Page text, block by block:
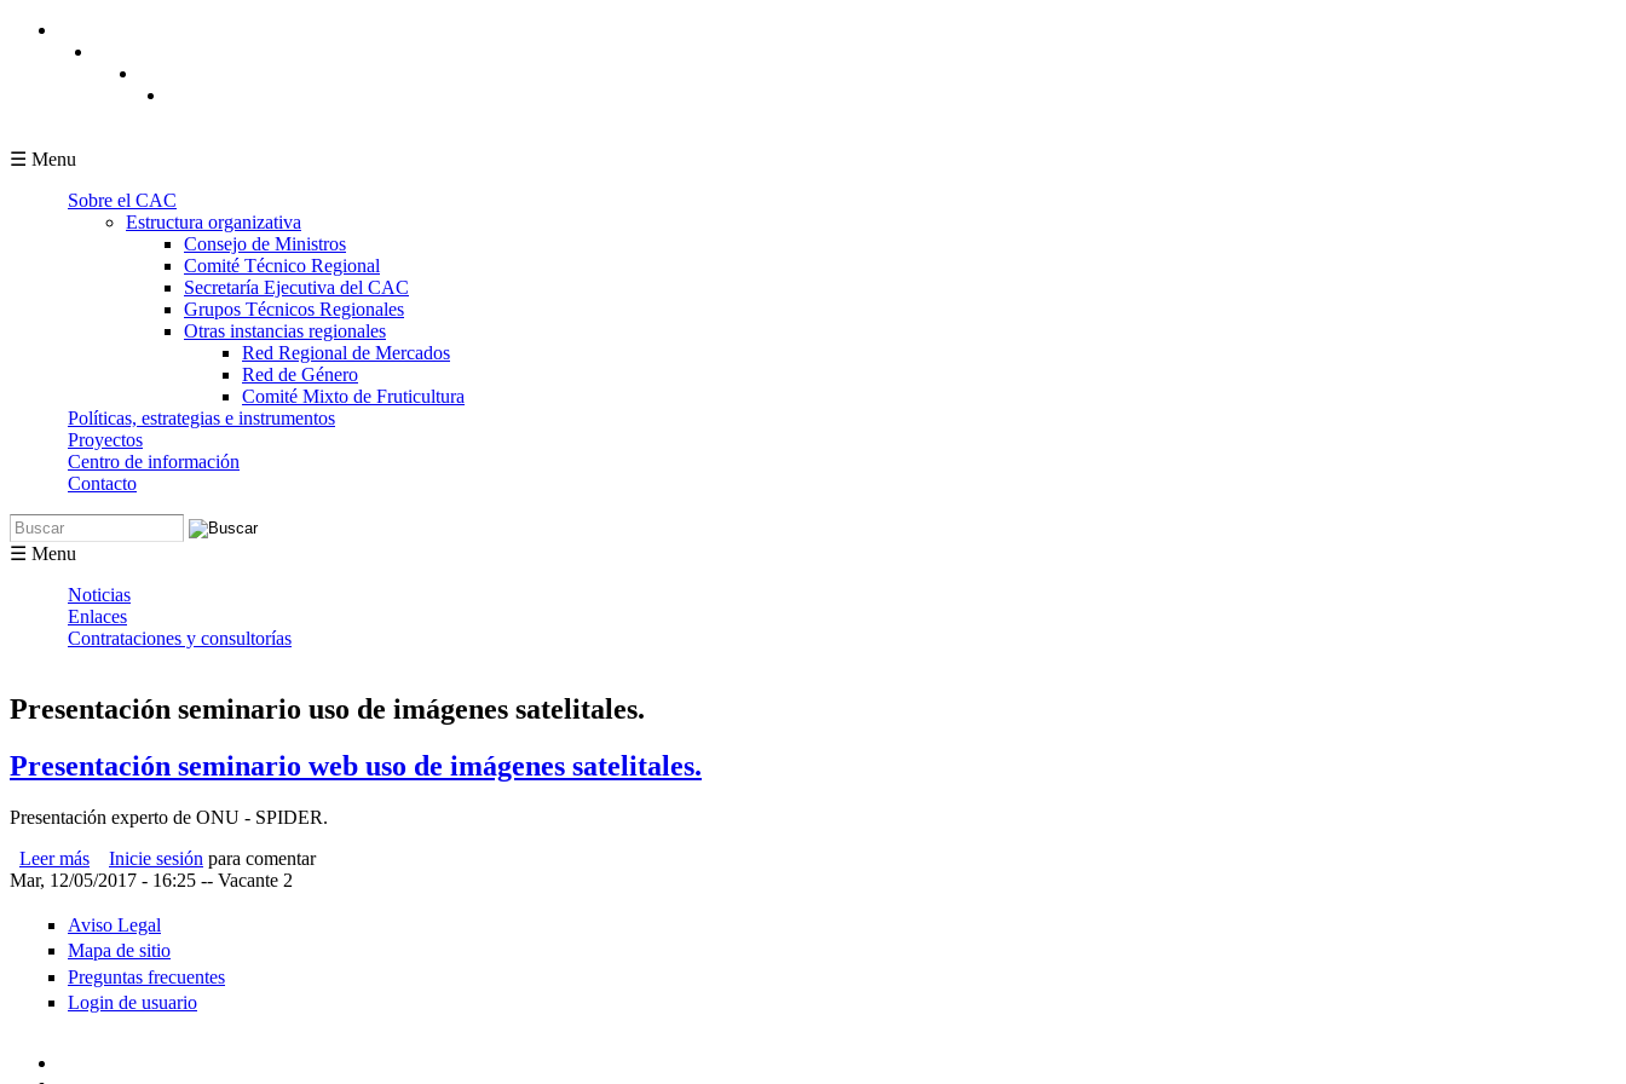
Pasar al contenido principal
☰ Menu
Sobre el CAC
Estructura organizativa
Consejo de Ministros
Comité Técnico Regional
Secretaría Ejecutiva del CAC
Grupos Técnicos Regionales
Otras instancias regionales
Red Regional de Mercados
Red de Género
Comité Mixto de Fruticultura
Políticas, estrategias e instrumentos
Proyectos
Centro de información
Contacto
Formulario de búsqueda
Buscar
☰ Menu
Noticias
Enlaces
Contrataciones y consultorías
Presentación seminario uso de imágenes satelitales.
Presentación seminario web uso de imágenes satelitales.
Presentación experto de ONU - SPIDER.
Leer más sobre Presentación seminario web uso de imágenes satelitales.
Inicie sesión para comentar
Mar, 12/05/2017 - 16:25 -- Vacante 2
Aviso Legal
Mapa de sitio
Preguntas frecuentes
Login de usuario